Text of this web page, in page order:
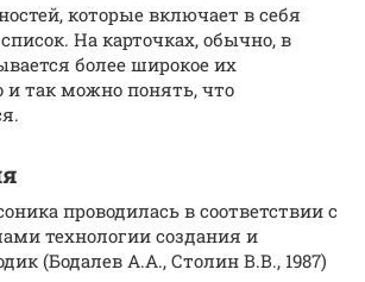
которые включает в себя
На карточках, обычно, в
более широкое их
и так можно понять, что
проводилась в соответствии с
технологии создания и
(Бодалев А.А., Столин В.В., 1987)